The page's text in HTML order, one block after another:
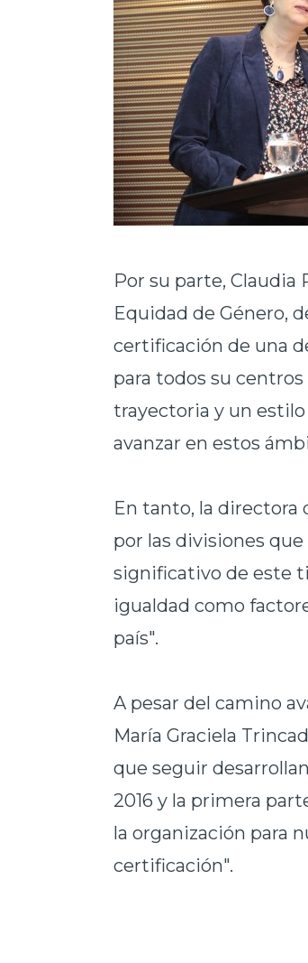
Por su parte, Claudia
Equidad de Género,
certificación de una
para todos su
trayectoria y un
avanzar en estos
En tanto, la directora
por las divisiones
significativo de este
igualdad como
país".
A pesar del camino
María Graciela
que seguir
2016 y la primera
la organización para
certificación".